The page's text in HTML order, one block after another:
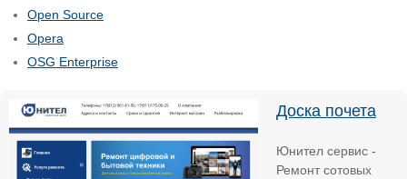
Open Source
Opera
OSG Enterprise
Доска почета
Юнител сервис -
Ремонт сотовых